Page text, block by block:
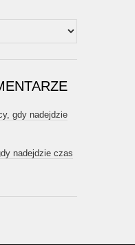
gdy nadejdzie
nadejdzie czas